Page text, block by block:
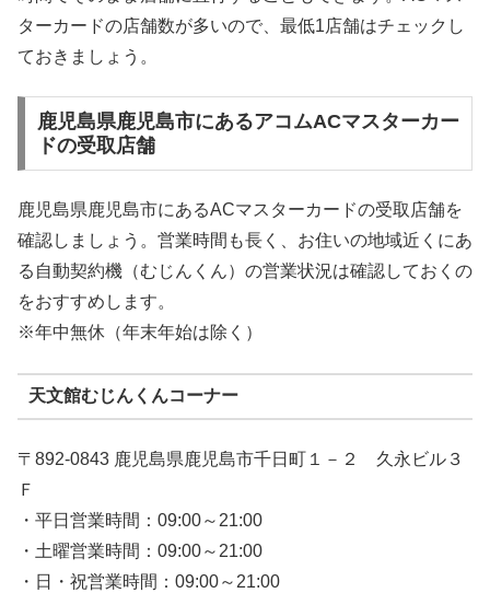
ターカードの店舗数が多いので、最低1店舗はチェックし
ておきましょう。
鹿児島県鹿児島市にあるアコムACマスターカー
ドの受取店舗
鹿児島県鹿児島市にあるACマスターカードの受取店舗を
確認しましょう。営業時間も長く、お住いの地域近くにあ
る自動契約機（むじんくん）の営業状況は確認しておくの
をおすすめします。
※年中無休（年末年始は除く）
天文館むじんくんコーナー
〒892-0843 鹿児島県鹿児島市千日町１－２ 久永ビル３
Ｆ
・平日営業時間：09:00～21:00
・土曜営業時間：09:00～21:00
・日・祝営業時間：09:00～21:00